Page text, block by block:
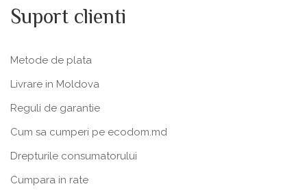
Suport clienti
Metode de plata
Livrare in Moldova
Reguli de garantie
Cum sa cumperi pe ecodom.md
Drepturile consumatorului
Cumpara in rate